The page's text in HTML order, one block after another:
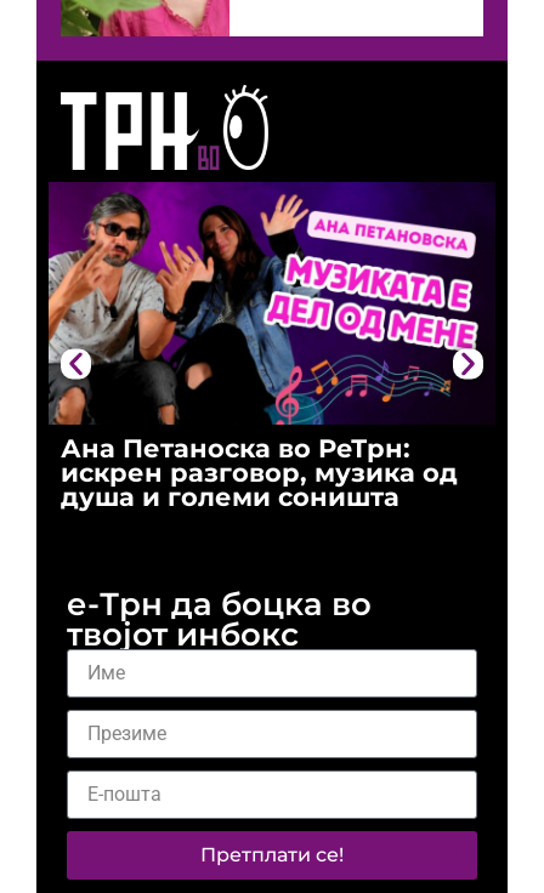
Ана Петаноска во РеТрн:
искрен разговор, музика од
душа и големи соништа
е-Трн да боцка во
твојот инбокс
Претплати се!